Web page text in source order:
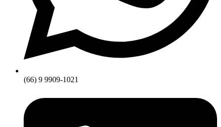
(66) 9 9909-1021